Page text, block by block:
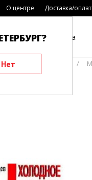
О центре Доставка/
Виды спорта
боевых искусств